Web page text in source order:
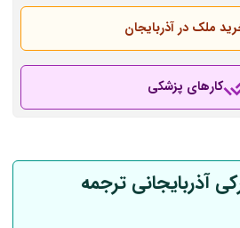
ملک در آذربایجان
کارهای پزشکی
آذربایجانی ترجمه